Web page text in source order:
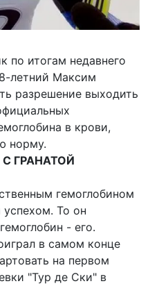
по итогам недавнего
летний Максим
разрешение выходить
в крови,
норму.
ГРАНАТОЙ
гемоглобином
То он
- его.
в самом конце
на первом
"Тур де Ски" в